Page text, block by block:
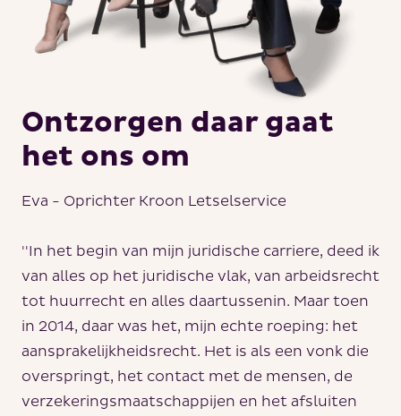
Ontzorgen daar gaat
het ons om
Eva - Oprichter Kroon Letselservice
''In het begin van mijn juridische carriere, deed ik
van alles op het juridische vlak, van arbeidsrecht
tot huurrecht en alles daartussenin. Maar toen
in 2014, daar was het, mijn echte roeping: het
aansprakelijkheidsrecht. Het is als een vonk die
overspringt, het contact met de mensen, de
verzekeringsmaatschappijen en het afsluiten